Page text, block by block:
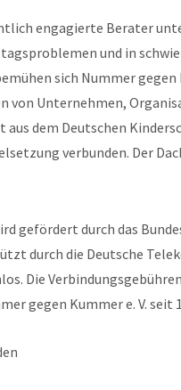
engagierte Berater
und in
sich Nummer gegen
von Unternehmen,
aus dem Deutschen
verbunden. Der
gefördert durch das
durch die Deutsche
Die
gegen Kummer e. V. seit